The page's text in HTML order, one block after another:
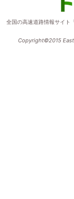
全国の高速道路情報サイト
Copyright©2015